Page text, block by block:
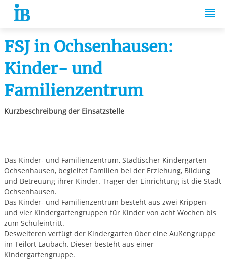
Springe zum Inhalt
FSJ in Ochsenhausen:
Kinder- und
Familienzentrum
Kurzbeschreibung der Einsatzstelle
Das Kinder- und Familienzentrum, Städtischer Kindergarten
Ochsenhausen, begleitet Familien bei der Erziehung, Bildung
und Betreuung ihrer Kinder. Träger der Einrichtung ist die Stadt
Ochsenhausen.
Das Kinder- und Familienzentrum besteht aus zwei Krippen-
und vier Kindergartengruppen für Kinder von acht Wochen bis
zum Schuleintritt.
Desweiteren verfügt der Kindergarten über eine Außengruppe
im Teilort Laubach. Dieser besteht aus einer
Kindergartengruppe.